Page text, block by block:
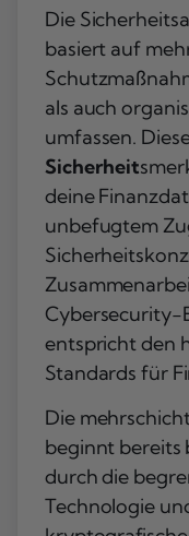
Die
basiert auf
als auch
umfassen.
Sicherheit
deine
unbefugtem
Cybersecurity-
entspricht den
Standards für
Die
beginnt bereits
durch die
Technologie